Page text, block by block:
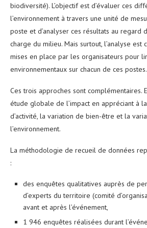
biodiversité). L’objectif est d’évaluer ces
l’environnement à travers une unité de
poste et d’analyser ces résultats au regard
charge du milieu. Mais surtout, l’analyse est
mises en place par les organisateurs pour
environnementaux sur chacun de ces postes.
Ces trois approches sont complémentaires.
étude globale de l’impact en appréciant à
d’activité, la variation de bien-être et la
l’environnement.
La méthodologie de recueil de données
:
des enquêtes qualitatives auprès de
d’experts du territoire (comité
avant et après l’événement,
1 946 enquêtes réalisées durant